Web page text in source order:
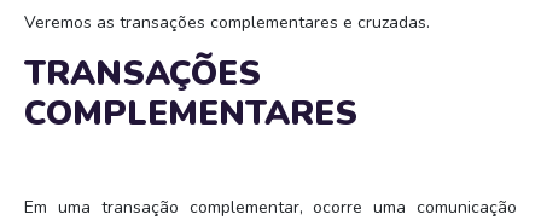
Veremos as transações complementares e cruzadas.
TRANSAÇÕES
COMPLEMENTARES
Em uma transação complementar, ocorre uma comunicação